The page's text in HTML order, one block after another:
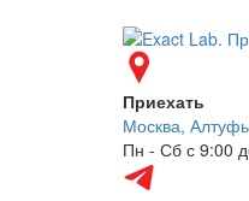
Приехать
Москва,
Пн - Сб с 9:00